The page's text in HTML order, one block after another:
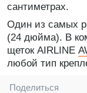
сантиметрах.
Один из самых
(24 дюйма). В
щеток AIRLINE
любой тип
Поделиться